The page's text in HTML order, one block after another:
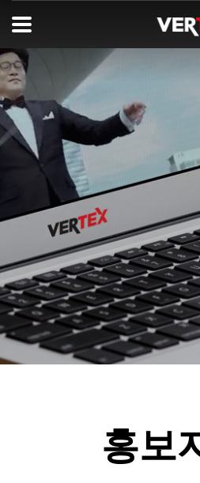
홍보